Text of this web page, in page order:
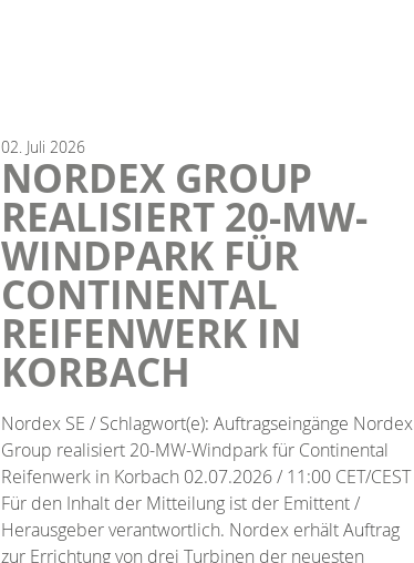
02. Juli 2026
NORDEX GROUP
REALISIERT 20-MW-
WINDPARK FÜR
CONTINENTAL
REIFENWERK IN
KORBACH
Nordex SE / Schlagwort(e): Auftragseingänge Nordex
Group realisiert 20-MW-Windpark für Continental
Reifenwerk in Korbach 02.07.2026 / 11:00 CET/CEST
Für den Inhalt der Mitteilung ist der Emittent /
Herausgeber verantwortlich. Nordex erhält Auftrag
zur Errichtung von drei Turbinen der neuesten